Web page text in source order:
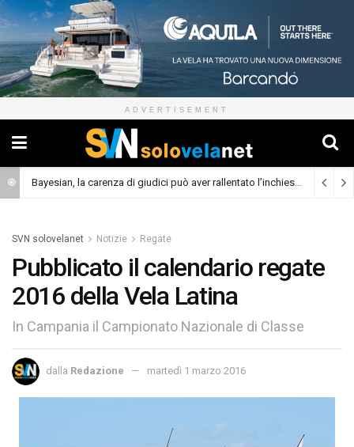
ADVERTISEMENT
Bayesian, la carenza di giudici può aver rallentato l’inchiesta (Cronaca)
SVN solovelanet Notizie Regate
Pubblicato il calendario regate
2016 della Vela Latina
In Campania il Campionato Nazionale di Classe
dalla Redazione martedì 1 marzo 2016